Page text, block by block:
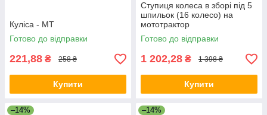
Куліса - МТ
Готово до відправки
221,88 ₴ 258 ₴
Купити
Ступиця колеса в зборі під 5
шпильок (16 колесо) на
мототрактор
Готово до відправки
1 202,28 ₴ 1 398 ₴
Купити
–14% –14%